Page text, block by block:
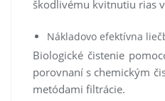
škodlivému kvitnutiu rias
Nákladovo efektívna
Biologické čistenie
porovnaní s chemickým
metódami filtrácie.